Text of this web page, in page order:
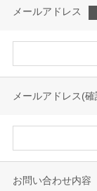
メールアドレス
メールアドレス(確
お問い合わせ内容